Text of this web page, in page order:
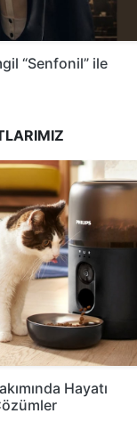
“Senfonil” ile
Hayatı